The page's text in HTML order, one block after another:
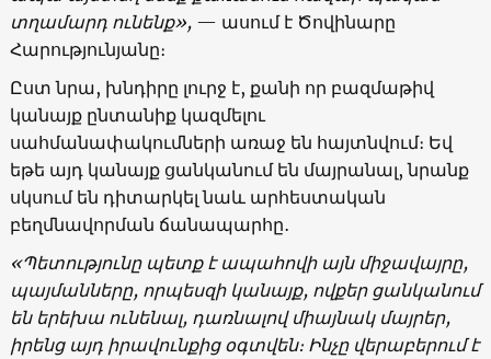
տղամարդ ունենք»,— ասում է Ծովինարը
Հարությունյանը։
Ըստ նրա, խնդիրը լուրջ է, քանի որ բազմաթիվ
կանայք ընտանիք կազմելու
սահմանափակումների առաջ են հայտնվում։ Եվ
եթե այդ կանայք ցանկանում են մայրանալ, նրանք
սկսում են դիտարկել նաև արհեստական
բեղմնավորման ճանապարհը․
«Պետությունը պետք է ապահովի այն միջավայրը,
պայմանները, որպեսզի կանայք, ովքեր ցանկանում
են երեխա ունենալ, դառնալով միայնակ մայրեր,
իրենց այդ իրավունքից օգտվեն։Ինչը վերաբերումէ